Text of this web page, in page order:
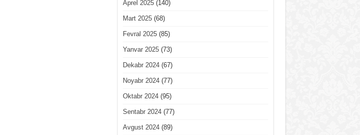
Aprel 2025(140)
Mart 2025(68)
Fevral 2025(85)
Yanvar 2025(73)
Dekabr 2024(67)
Noyabr 2024(77)
Oktabr 2024(95)
Sentabr 2024(77)
Avgust 2024(89)